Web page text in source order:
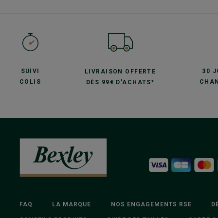
SUIVI
COLIS
LIVRAISON OFFERTE
DÈS 99€ D'ACHATS*
30
FAQ LA MARQUE NOS ENGAGEMENTS RSE